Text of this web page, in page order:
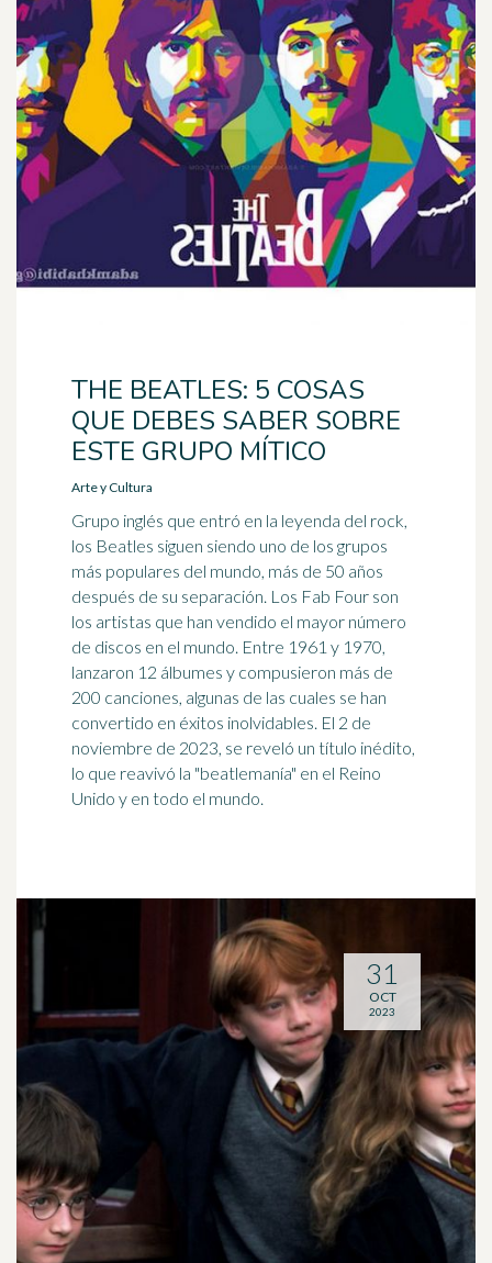
THE BEATLES: 5 COSAS
QUE DEBES SABER SOBRE
ESTE GRUPO MÍTICO
Arte y Cultura
Grupo inglés que entró en la leyenda del rock,
los Beatles siguen siendo uno de los grupos
más populares del mundo, más de 50 años
después de su separación. Los Fab Four son
los artistas que han vendido el mayor número
de discos en el mundo. Entre 1961 y 1970,
lanzaron 12 álbumes y compusieron más de
200 canciones, algunas de las cuales se han
convertido en éxitos inolvidables. El 2 de
noviembre de 2023, se reveló un título inédito,
lo que reavivó la "beatlemanía" en el Reino
Unido y en todo el mundo.
31
OCT
2023